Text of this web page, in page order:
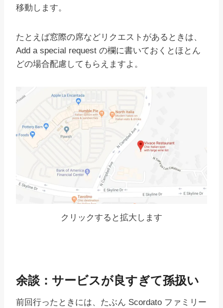
移動します。
たとえば窓際の席などリクエストがあるときは、
Add a special request の欄に書いておくとほとん
どの場合配慮してもらえますよ。
クリックすると拡大します
余談：サービスが良すぎて孫扱い
前回行ったときには、たぶん Scordato ファミリー